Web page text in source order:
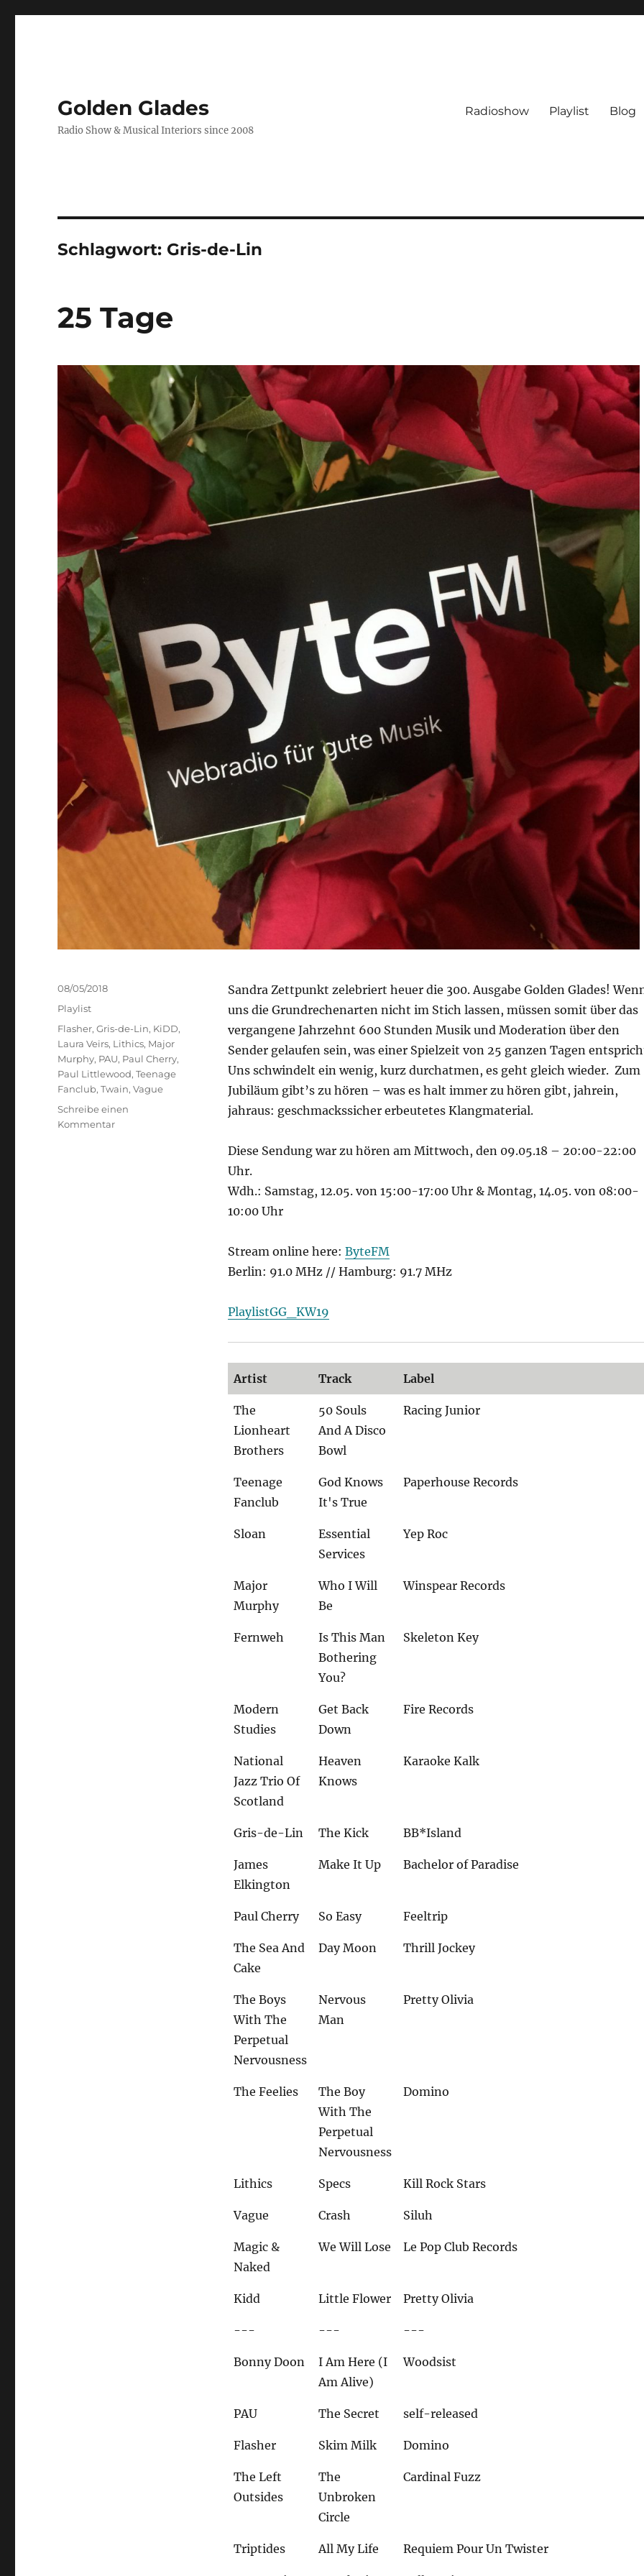
Golden Glades
Radio Show & Musical Interiors since 2008
Radioshow Playlist Blog
Schlagwort: Gris-de-Lin
25 Tage
Sandra Zettpunkt zelebriert heuer die 300. Ausgabe Golden Glades!
uns die Grundrechenarten nicht im Stich lassen, müssen somit über das
vergangene Jahrzehnt 600 Stunden Musik und Moderation über den
Sender gelaufen sein, was einer Spielzeit von 25 ganzen Tagen
Uns schwindelt ein wenig, kurz durchatmen, es geht gleich wieder. Zum
Jubiläum gibt’s zu hören – was es halt immer zu hören gibt, jahrein,
jahraus: geschmackssicher erbeutetes Klangmaterial.
Diese Sendung war zu hören am Mittwoch, den 09.05.18 – 20:00-22:00
Uhr.
Wdh.: Samstag, 12.05. von 15:00-17:00 Uhr & Montag, 14.05. von 08:00-
10:00 Uhr
Stream online here: ByteFM
Berlin: 91.0 MHz // Hamburg: 91.7 MHz
PlaylistGG_KW19
Artist Track Label
The
Lionheart
Brothers
50 Souls
And A Disco
Bowl
Racing Junior
Teenage
Fanclub
God Knows
It's True
Paperhouse Records
Sloan
Essential
Services
Yep Roc
Major
Murphy
Who I Will
Be
Winspear Records
Fernweh
Is This Man
Bothering
You?
Skeleton Key
Modern
Studies
Get Back
Down
Fire Records
National
Jazz Trio Of
Scotland
Heaven
Knows
Karaoke Kalk
Gris-de-Lin The Kick BB*Island
James
Elkington
Make It Up Bachelor of Paradise
Paul Cherry So Easy Feeltrip
The Sea And
Cake
Day Moon Thrill Jockey
The Boys
With The
Perpetual
Nervousness
Nervous
Man
Pretty Olivia
The Feelies
The Boy
With The
Perpetual
Nervousness
Domino
Lithics Specs Kill Rock Stars
Vague Crash Siluh
Magic &
Naked
We Will Lose Le Pop Club Records
Kidd Little Flower Pretty Olivia
--- --- ---
Bonny Doon
I Am Here (I
Am Alive)
Woodsist
PAU The Secret self-released
Flasher Skim Milk Domino
The Left
Outsides
The
Unbroken
Circle
Cardinal Fuzz
Triptides All My Life Requiem Pour Un Twister
Veröffentlicht
am
08/05/2018
Kategorien
Playlist
Schlagwörter
Flasher,Gris-de-Lin, KiDD,
Laura Veirs, Lithics, Major
Murphy, PAU, Paul Cherry,
Paul Littlewood,Teenage
Fanclub,Twain,Vague
Schreibe einen
Kommentarzu